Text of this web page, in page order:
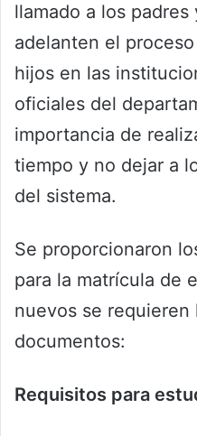
llamado a los
adelanten el
hijos en las
oficiales del
importancia de
tiempo y no dejar a
del sistema.
Se proporcionaron
para la matrícula de
nuevos se requieren
documentos:
Requisitos para